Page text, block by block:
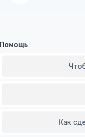
Помощь
Как